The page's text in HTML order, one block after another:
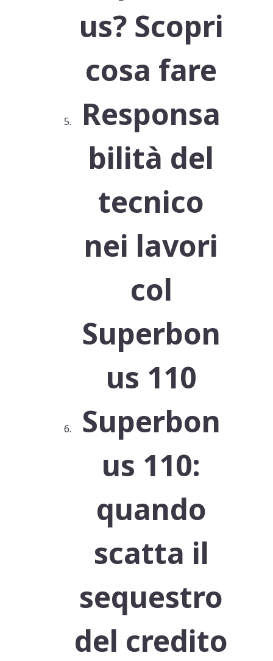
us? Scopri
cosa fare
Responsa
bilità del
tecnico
nei lavori
col
Superbon
us 110
Superbon
us 110:
quando
scatta il
sequestro
del credito